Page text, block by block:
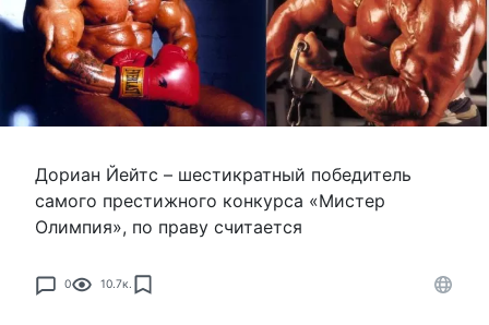
Дориан Йейтс – шестикратный победитель
самого престижного конкурса «Мистер
Олимпия», по праву считается
0 10.7к.